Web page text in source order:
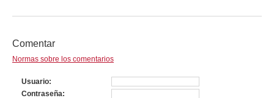
Comentar
Normas sobre los comentarios
Usuario
Contraseña